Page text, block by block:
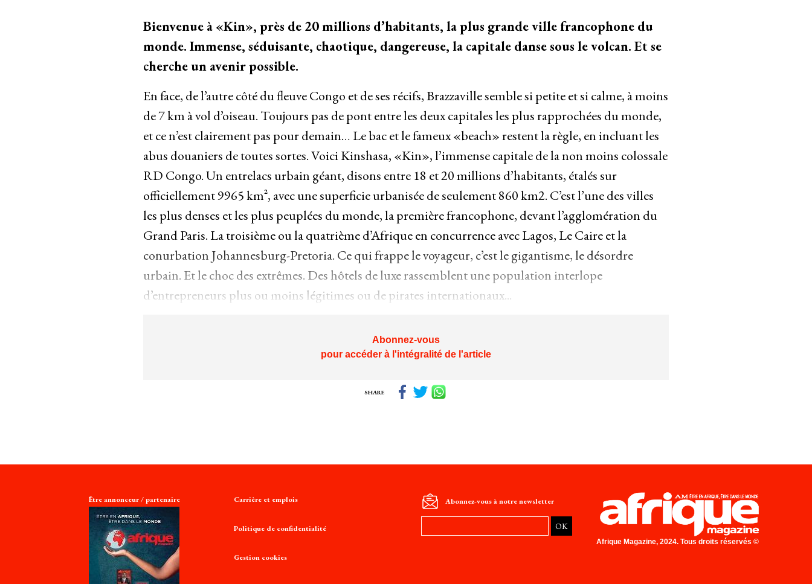
Bienvenue à «Kin», près de 20 millions d’habitants, la plus grande ville francophone du
monde. Immense, séduisante, chaotique, dangereuse, la capitale danse sous le volcan. Et se
cherche un avenir possible.
En face, de l’autre côté du fleuve Congo et de ses récifs, Brazzaville semble si petite et si calme, à moins
de 7 km à vol d’oiseau. Toujours pas de pont entre les deux capitales les plus rapprochées du monde,
et ce n’est clairement pas pour demain… Le bac et le fameux «beach» restent la règle, en incluant les
abus douaniers de toutes sortes. Voici Kinshasa, «Kin», l’immense capitale de la non moins colossale
RD Congo. Un entrelacs urbain géant, disons entre 18 et 20 millions d’habitants, étalés sur
officiellement 9965 km², avec une superficie urbanisée de seulement 860 km2. C’est l’une des villes
les plus denses et les plus peuplées du monde, la première francophone, devant l’agglomération du
Grand Paris. La troisième ou la quatrième d’Afrique en concurrence avec Lagos, Le Caire et la
conurbation Johannesburg-Pretoria. Ce qui frappe le voyageur, c’est le gigantisme, le désordre
urbain. Et le choc des extrêmes. Des hôtels de luxe rassemblent une population interlope
d’entrepreneurs plus ou moins légitimes ou de pirates internationaux...
Abonnez-vous
pour accéder à l'intégralité de l'article
SHARE
Être annonceur / partenaire Carrière et emplois
Politique de confidentialité
Gestion cookies
Abonnez-vous à notre newsletter
e-
Afrique Magazine, 2024. Tous droits réservés ©